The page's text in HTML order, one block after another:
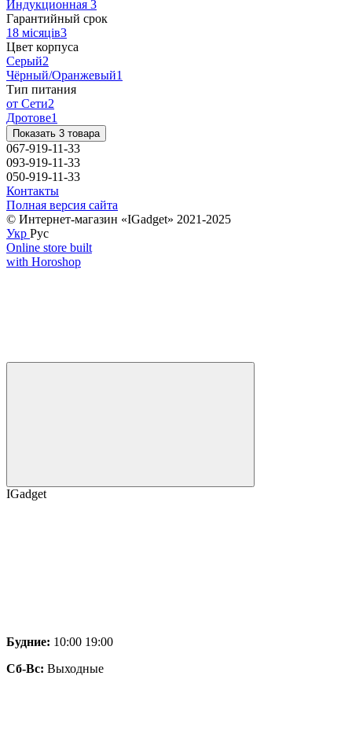
Индукционная 3
Гарантийный срок
18 місяців3
Цвет корпуса
Серый2
Чёрный/Оранжевый1
Тип питания
от Сети2
Дротове1
Показать 3 товара
067-919-11-33
093-919-11-33
050-919-11-33
Контакты
Полная версия сайта
© Интернет-магазин «IGadget» 2021-2025
Укр Рус
Online store built
with Horoshop
IGadget
Будние: 10:00 19:00
Сб-Вс: Выходные